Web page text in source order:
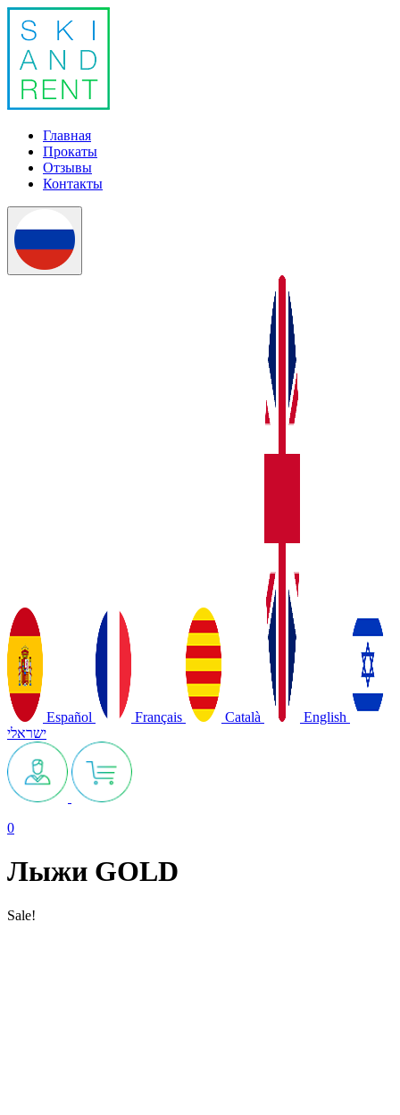
Главная
Прокаты
Отзывы
Контакты
Español Français Català
English
ישראלי
0
Лыжи GOLD
Sale!